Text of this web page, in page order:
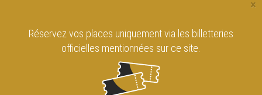
×
Réservez vos places uniquement via les billetteries
officielles mentionnées sur ce site.